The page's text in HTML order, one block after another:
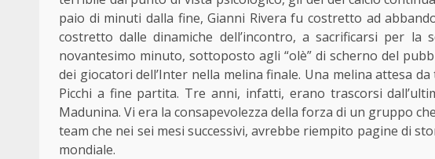
paio di minuti dalla fine, Gianni Rivera fu costretto ad
costretto dalle dinamiche dell’incontro, a sacrificarsi per
novantesimo minuto, sottoposto agli “olè” di scherno del
dei giocatori dell’Inter nella melina finale. Una melina attesa
Picchi a fine partita. Tre anni, infatti, erano trascorsi
Madunina. Vi era la consapevolezza della forza di un gruppo
team che nei sei mesi successivi, avrebbe riempito pagine di
mondiale.